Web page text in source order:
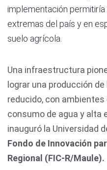
implementación
extremas del país y en
suelo agrícola.
Una infraestructura
lograr una producción
reducido, con
consumo de agua y alta
inauguró la Universidad
Fondo de Innovación
Regional (FIC-R/Maule).